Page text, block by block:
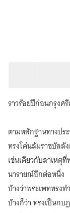
จำนวนคำ จำนวนหน้า
ราวร้อยปีก่อนกรุงศ
ตามหลักฐานทางปร
ทรงโค่นล้มราชบัลลั
เช่นเดียวกับสาเหตุ
นารายณ์อีกต่อหนึ่ง
บ้างว่าพระเพททรง
บ้างก็ว่า ทรงเป็นกบฏ